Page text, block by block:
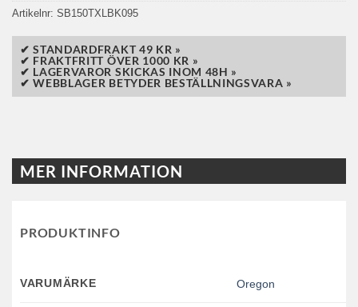
Artikelnr: SB150TXLBK095
✔ STANDARDFRAKT 49 KR »
✔ FRAKTFRITT ÖVER 1000 KR »
✔ LAGERVAROR SKICKAS INOM 48H »
✔ WEBBLAGER BETYDER BESTÄLLNINGSVARA »
MER INFORMATION
PRODUKTINFO
VARUMÄRKE Oregon